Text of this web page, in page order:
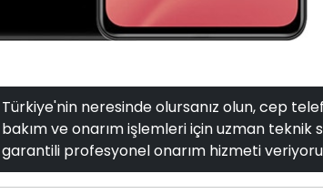
Türkiye'nin neresinde olursanız olun, cep
bakım ve onarım işlemleri için uzman
garantili profesyonel onarım hizmeti